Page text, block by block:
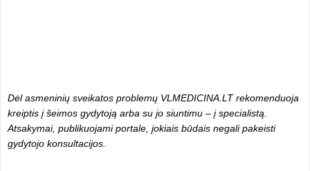
Dėl asmeninių sveikatos problemų VLMEDICINA.LT rekomenduoja
kreiptis į šeimos gydytoją arba su jo siuntimu – į specialistą.
Atsakymai, publikuojami portale, jokiais būdais negali pakeisti
gydytojo konsultacijos.